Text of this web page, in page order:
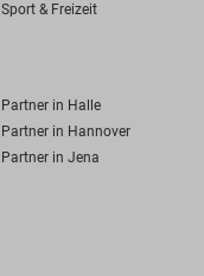
Sport & Freizeit
Partner in Halle
Partner in Hannover
Partner in Jena